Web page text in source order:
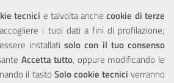
tecnici e talvolta anchecookie di terze
i tuoi dati a fini di profilazione;
installatisolo con il tuo consenso
Accetta tutto, oppure modificando le
il tasto Solo cookie tecnici verranno